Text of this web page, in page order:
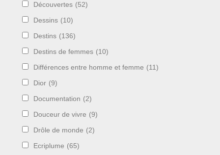
Découvertes (52)
Dessins (10)
Destins (136)
Destins de femmes (10)
Différences entre homme et femme (11)
Dior (9)
Documentation (2)
Douceur de vivre (9)
Drôle de monde (2)
Ecriplume (65)